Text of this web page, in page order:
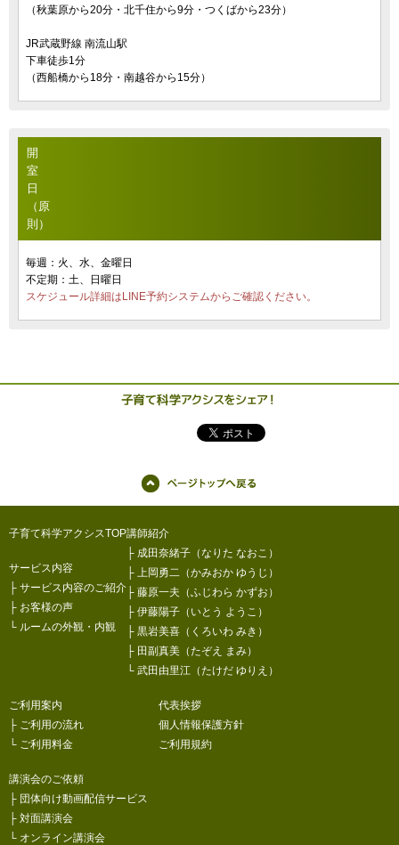
（秋葉原から20分・北千住から9分・つくばから23分）
JR武蔵野線 南流山駅
下車徒歩1分
（西船橋から18分・南越谷から15分）
開
室
日
（原
則）
毎週：火、水、金曜日
不定期：土、日曜日
スケジュール詳細はLINE予約システムからご確認ください。
子育て科学アクシスTOP
サービス内容
├ サービス内容のご紹介
├ お客様の声
└ ルームの外観・内観
講師紹介
├ 成田奈緒子（なりた なおこ）
├ 上岡勇二（かみおか ゆうじ）
├ 藤原一夫（ふじわら かずお）
├ 伊藤陽子（いとう ようこ）
├ 黒岩美喜（くろいわ みき）
├ 田副真美（たぞえ まみ）
└ 武田由里江（たけだ ゆりえ）
ご利用案内
├ ご利用の流れ
└ ご利用料金
講演会のご依頼
├ 団体向け動画配信サービス
├ 対面講演会
└ オンライン講演会
代表挨拶
個人情報保護方針
ご利用規約